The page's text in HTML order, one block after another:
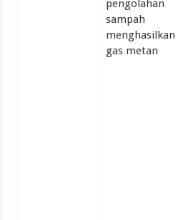
pengolahan
sampah
menghasilkan
gas metan